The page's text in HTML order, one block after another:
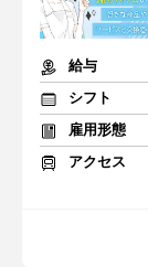
給与
シフト
雇用形態
アクセス